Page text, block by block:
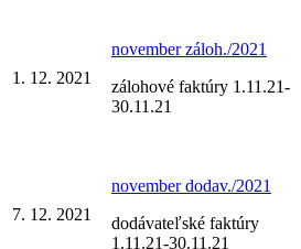
1. 12. 2021
november záloh./2021
zálohové faktúry 1.11.21-
30.11.21
7. 12. 2021
november dodav./2021
dodávateľské faktúry
1.11.21-30.11.21